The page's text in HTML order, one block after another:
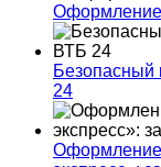
Оформление
Безопасный
24
Оформление